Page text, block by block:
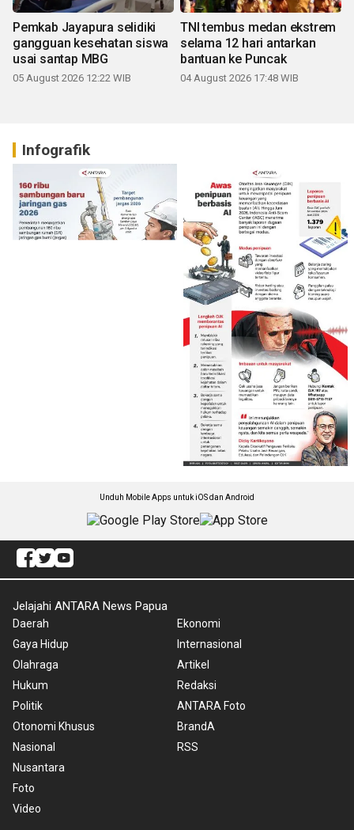
Pemkab Jayapura selidiki
gangguan kesehatan siswa
usai santap MBG
05 August 2026 12:22 WIB
TNI tembus medan ekstrem
selama 12 hari antarkan
bantuan ke Puncak
04 August 2026 17:48 WIB
Infografik
Unduh Mobile Apps untuk iOS dan Android
Jelajahi ANTARA News Papua
Daerah
Gaya Hidup
Olahraga
Hukum
Politik
Otonomi Khusus
Nasional
Nusantara
Foto
Video
Ekonomi
Internasional
Artikel
Redaksi
ANTARA Foto
BrandA
RSS